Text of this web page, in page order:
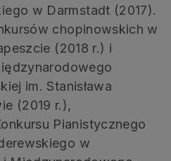
w Darmstadt (2017).
chopinowskich w
(2018 r.) i
im. Stanisława
(2019 r.),
Pianistycznego
w